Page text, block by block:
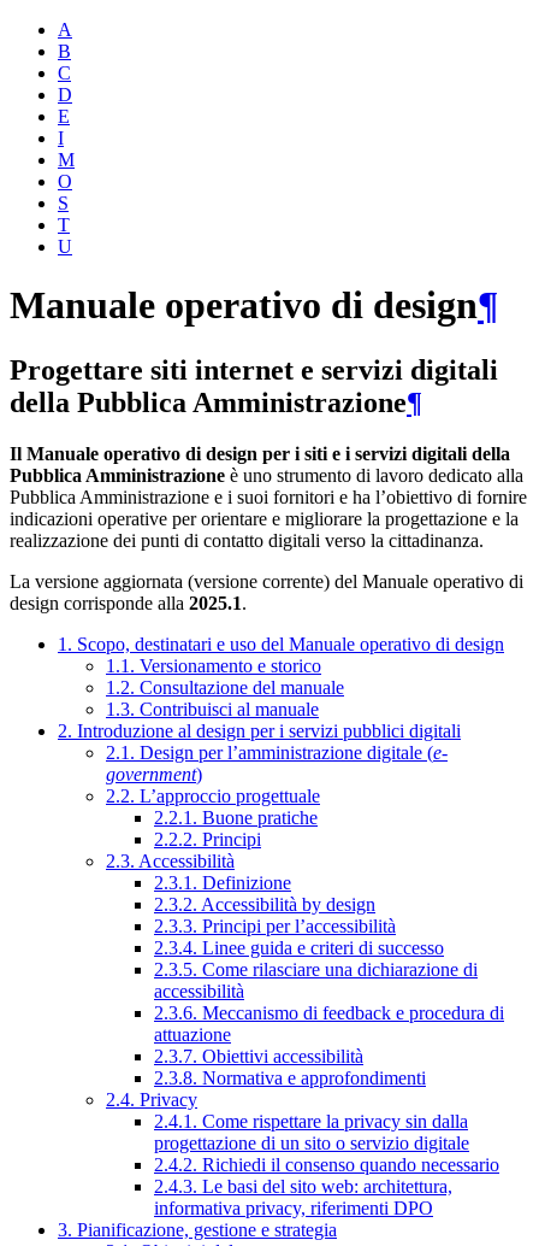
A
B
C
D
E
I
M
O
S
T
U
Manuale operativo di design¶
Progettare siti internet e servizi digitali
della Pubblica Amministrazione¶
Il Manuale operativo di design per i siti e i servizi digitali della
Pubblica Amministrazione è uno strumento di lavoro dedicato alla
Pubblica Amministrazione e i suoi fornitori e ha l’obiettivo di fornire
indicazioni operative per orientare e migliorare la progettazione e la
realizzazione dei punti di contatto digitali verso la cittadinanza.
La versione aggiornata (versione corrente) del Manuale operativo di
design corrisponde alla 2025.1.
1. Scopo, destinatari e uso del Manuale operativo di design
1.1. Versionamento e storico
1.2. Consultazione del manuale
1.3. Contribuisci al manuale
2. Introduzione al design per i servizi pubblici digitali
2.1. Design per l’amministrazione digitale (e-
government)
2.2. L’approccio progettuale
2.2.1. Buone pratiche
2.2.2. Principi
2.3. Accessibilità
2.3.1. Definizione
2.3.2. Accessibilità by design
2.3.3. Principi per l’accessibilità
2.3.4. Linee guida e criteri di successo
2.3.5. Come rilasciare una dichiarazione di
accessibilità
2.3.6. Meccanismo di feedback e procedura di
attuazione
2.3.7. Obiettivi accessibilità
2.3.8. Normativa e approfondimenti
2.4. Privacy
2.4.1. Come rispettare la privacy sin dalla
progettazione di un sito o servizio digitale
2.4.2. Richiedi il consenso quando necessario
2.4.3. Le basi del sito web: architettura,
informativa privacy, riferimenti DPO
3. Pianificazione, gestione e strategia